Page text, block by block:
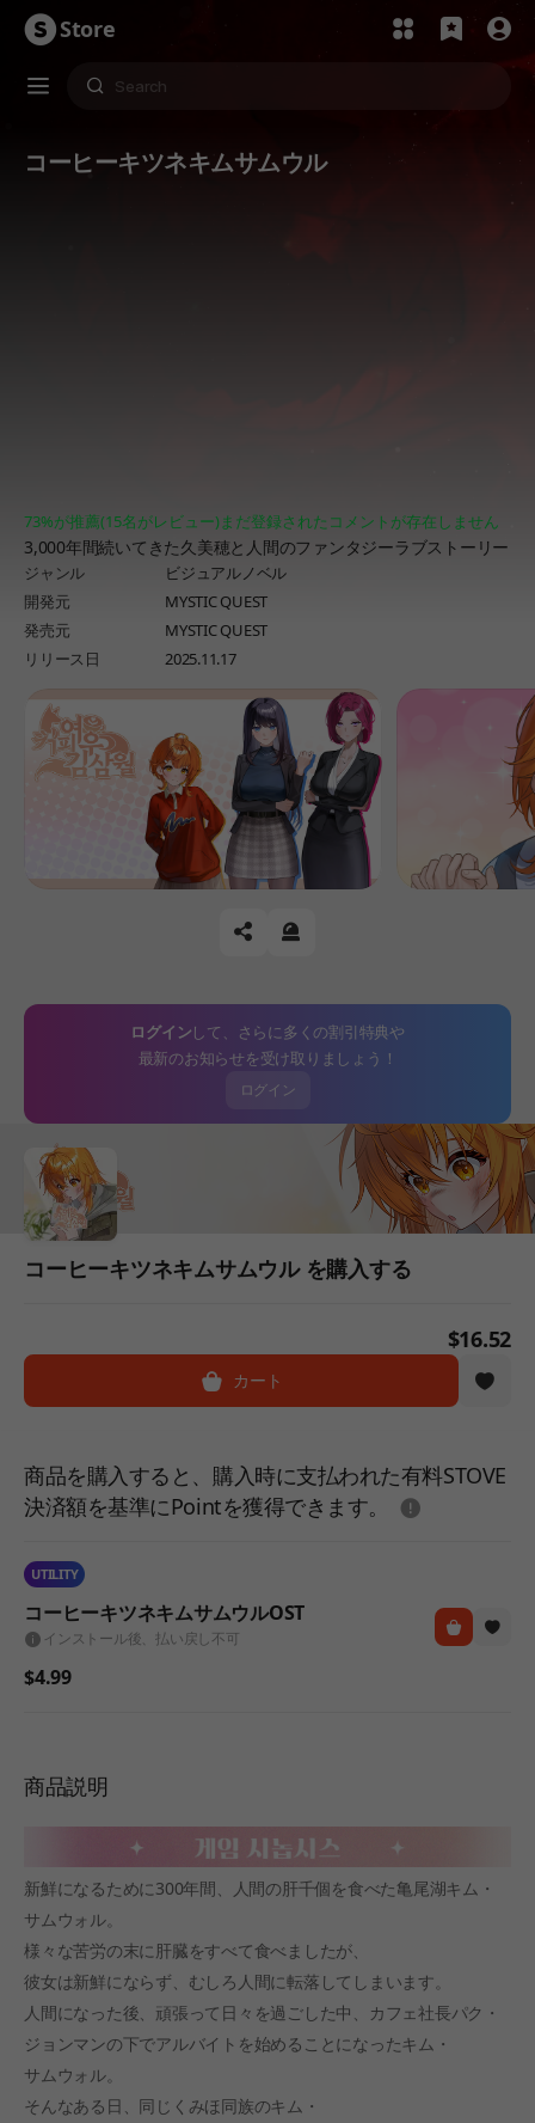
Store
コーヒーキツネキムサムウル
73%が推薦(15名がレビュー)まだ登録されたコメントが存在しません
3,000年間続いてきた久美穂と人間のファンタジーラブストーリー
ジャンル
ビジュアルノベル
開発元
MYSTIC QUEST
発売元
MYSTIC QUEST
リリース日
2025.11.17
공유하기신고하기
ログインして、さらに多くの割引特典や
最新のお知らせを受け取りましょう！
ログイン
コーヒーキツネキムサムウル を購入する
$16.52
カート
商品を購入すると、購入時に支払われた有料STOVE
決済額を基準にPointを獲得できます。
도움말
UTILITY
コーヒーキツネキムサムウルOST
インストール後、払い戻し不可
$4.99
商品説明
新鮮になるために300年間、人間の肝千個を食べた亀尾湖キム・
サムウォル。
様々な苦労の末に肝臓をすべて食べましたが、
彼女は新鮮にならず、むしろ人間に転落してしまいます。
人間になった後、頑張って日々を過ごした中、カフェ社長パク・
ジョンマンの下でアルバイトを始めることになったキム・
サムウォル。
そんなある日、同じくみほ同族のキム・